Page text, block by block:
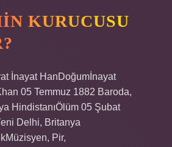
KURUCUSU
İnayat HanDoğumİnayat
05 Temmuz 1882 Baroda,
HindistanıÖlüm 05 Şubat
Delhi, Britanya
Pir,